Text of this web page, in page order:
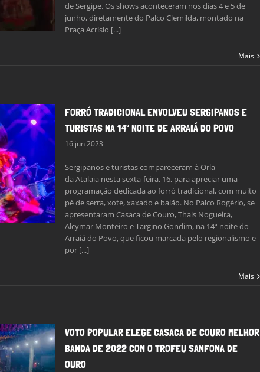
de Sergipe. Os shows aconteceram nos dias 4 e 5 de
junho, diretamente do Palco Clemilda, montado na
Praça Acrísio [...]
Mais
FORRÓ TRADICIONAL ENVOLVEU SERGIPANOS E
TURISTAS NA 14ª NOITE DE ARRAIÁ DO POVO
16 jun 2023
Sergipanos e turistas compareceram à Orla
da Atalaia nesta sexta-feira, 16, para apreciar uma
programação dedicada ao forró tradicional, com muito
pé de serra, xote, xaxado e baião. No Palco Rogério, se
apresentaram Casaca de Couro, Thais Nogueira,
Alcymar Monteiro e Targino Gondim, na 14ª noite do
Arraiá do Povo, que ficou marcada pelo regionalismo e
por [...]
Mais
VOTO POPULAR ELEGE CASACA DE COURO MELHOR
BANDA DE 2022 COM O TROFEU SANFONA DE
OURO